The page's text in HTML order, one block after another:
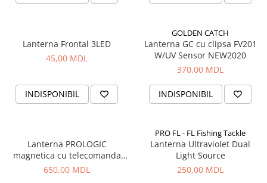
Lanterna Frontal 3LED
45,00 MDL
INDISPONIBIL
GOLDEN CATCH
Lanterna GC cu clipsa FV201
W/UV Sensor NEW2020
370,00 MDL
INDISPONIBIL
Lanterna PROLOGIC
magnetica cu telecomanda
pentru cort
650,00 MDL
PRO FL - FL Fishing Tackle
Lanterna Ultraviolet Dual
Light Source
250,00 MDL